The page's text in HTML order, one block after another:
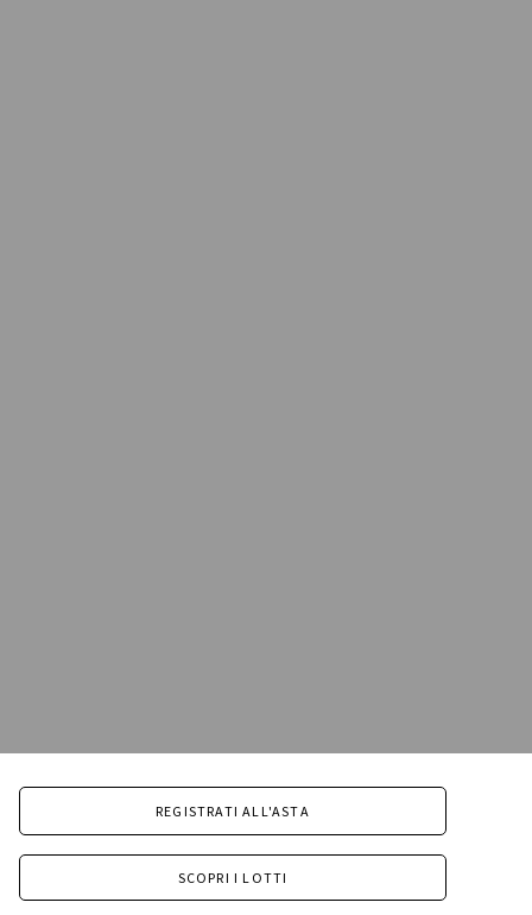
REGISTRATI ALL'ASTA
SCOPRI I LOTTI